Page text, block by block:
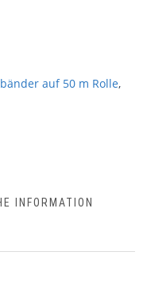
auf 50 m Rolle,
INFORMATION